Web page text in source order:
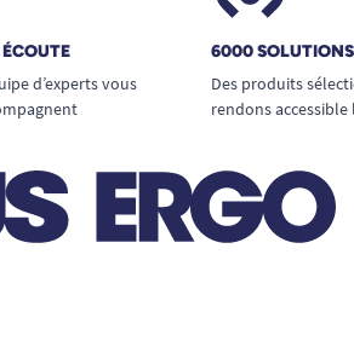
rapprochez-vous d’un
santé ou consultez notre guide
pour l’incontinence.
d’un
sur-mesure.
d’experts vous
6000
Des produits
rendons